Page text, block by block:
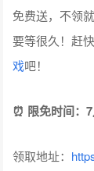
免费送，不领
要等很久！赶
戏吧！
⏰ 限免时间：
领取地址：